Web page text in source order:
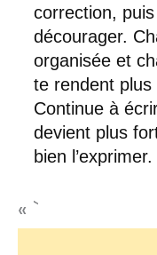
correction,
décourager.
organisée et
te rendent plus
Continue à
devient plus
bien l’exprimer.
« `